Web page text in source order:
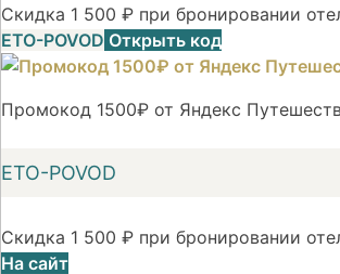
Скидка 1 500 ₽ при бронировании
ETO-POVOD Открыть код
Промокод 1500₽ от Яндекс
ETO-POVOD
Скидка 1 500 ₽ при бронировании
На сайт